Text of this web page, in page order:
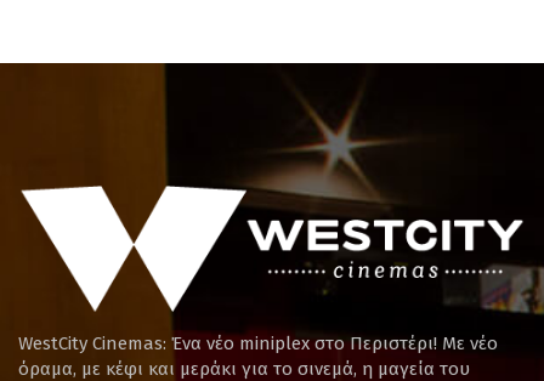
WestCity Cinemas: Ένα νέο miniplex στο Περιστέρι! Mε νέο
όραμα, με κέφι και μεράκι για το σινεμά, η μαγεία του